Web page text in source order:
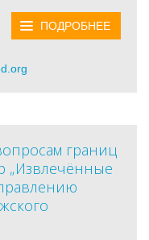
ПОДРОБНЕЕ
границ
„Извлечённые